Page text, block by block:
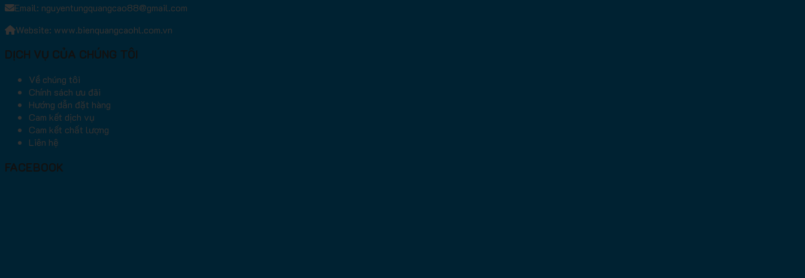
Email: nguyentungquangcao88@gmail.com
Website: www.bienquangcaohl.com.vn
DỊCH VỤ CỦA CHÚNG TÔI
Về chúng tôi
Chính sách ưu đãi
Hướng dẫn đặt hàng
Cam kết dịch vụ
Cam kết chất lượng
Liên hệ
FACEBOOK